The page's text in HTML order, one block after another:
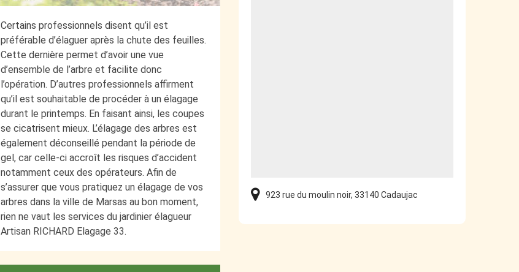
Certains professionnels disent qu’il est
préférable d’élaguer après la chute des feuilles.
Cette dernière permet d’avoir une vue
d’ensemble de l’arbre et facilite donc
l’opération. D’autres professionnels affirment
qu’il est souhaitable de procéder à un élagage
durant le printemps. En faisant ainsi, les coupes
se cicatrisent mieux. L’élagage des arbres est
également déconseillé pendant la période de
gel, car celle-ci accroît les risques d’accident
notamment ceux des opérateurs. Afin de
s’assurer que vous pratiquez un élagage de vos
arbres dans la ville de Marsas au bon moment,
rien ne vaut les services du jardinier élagueur
Artisan RICHARD Elagage 33.
923 rue du moulin noir, 33140 Cadaujac